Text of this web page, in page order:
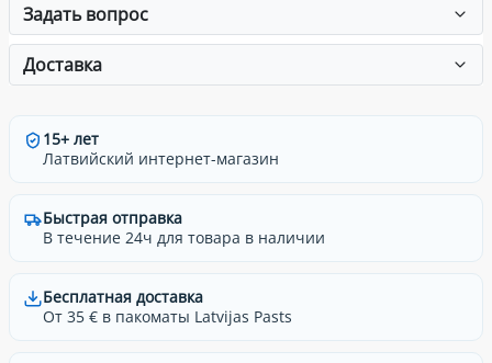
Задать вопрос
Доставка
15+ лет
Латвийский интернет-магазин
Быстрая отправка
В течение 24ч для товара в наличии
Бесплатная доставка
От 35 € в пакоматы Latvijas Pasts